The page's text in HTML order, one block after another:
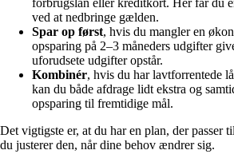
forbrugslån eller kreditkort. Her får du
ved at nedbringe gælden.
Spar op først, hvis du mangler en
opsparing på 2–3 måneders udgifter
uforudsete udgifter opstår.
Kombinér, hvis du har lavtforrentede
kan du både afdrage lidt ekstra og
opsparing til fremtidige mål.
Det vigtigste er, at du har en plan, der passer
du justerer den, når dine behov ændrer sig.